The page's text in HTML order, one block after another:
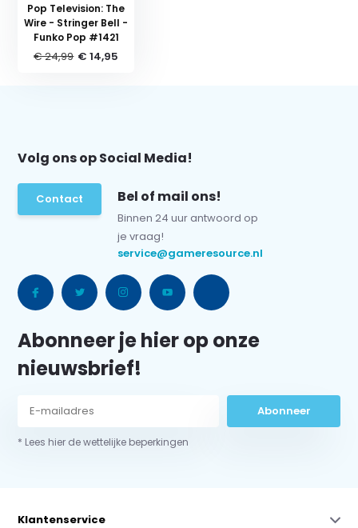
Pop Television: The
Wire - Stringer Bell -
Funko Pop #1421
€ 24,99 € 14,95
Volg ons op Social Media!
Contact Bel of mail ons!
Binnen 24 uur antwoord op
je vraag!
service@gameresource.nl
Abonneer je hier op onze
nieuwsbrief!
Abonneer
* Lees hier de wettelijke beperkingen
Klantenservice